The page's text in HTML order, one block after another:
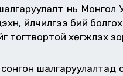
нь Монгол
үйлчилгээ бий
тогтвортой хөгжүүлэх
шалгаруулалтад